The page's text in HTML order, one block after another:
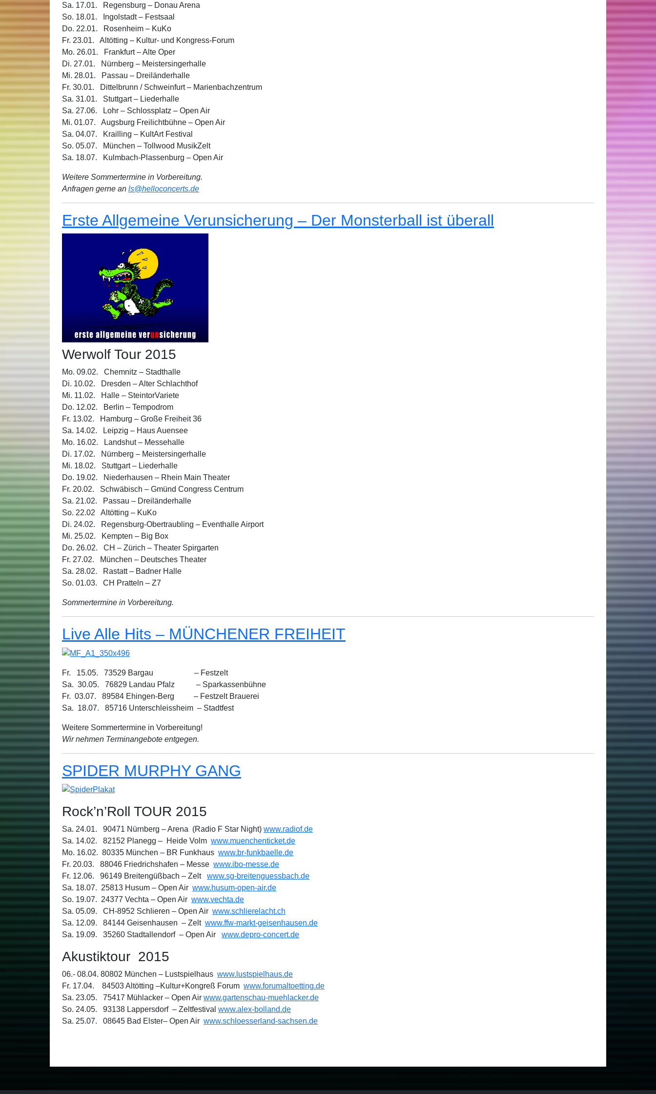
Sa. 17.01. Regensburg – Donau Arena
So. 18.01. Ingolstadt – Festsaal
Do. 22.01. Rosenheim – KuKo
Fr. 23.01. Altötting – Kultur- und Kongress-Forum
Mo. 26.01. Frankfurt – Alte Oper
Di. 27.01. Nürnberg – Meistersingerhalle
Mi. 28.01. Passau – Dreiländerhalle
Fr. 30.01. Dittelbrunn / Schweinfurt – Marienbachzentrum
Sa. 31.01. Stuttgart – Liederhalle
Sa. 27.06. Lohr – Schlossplatz – Open Air
Mi. 01.07. Augsburg Freilichtbühne – Open Air
Sa. 04.07. Krailling – KultArt Festival
So. 05.07. München – Tollwood MusikZelt
Sa. 18.07. Kulmbach-Plassenburg – Open Air
Weitere Sommertermine in Vorbereitung.
Anfragen gerne an ls@helloconcerts.de
Erste Allgemeine Verunsicherung – Der Monsterball ist überall
Werwolf Tour 2015
Mo. 09.02. Chemnitz – Stadthalle
Di. 10.02. Dresden – Alter Schlachthof
Mi. 11.02. Halle – SteintorVariete
Do. 12.02. Berlin – Tempodrom
Fr. 13.02. Hamburg – Große Freiheit 36
Sa. 14.02. Leipzig – Haus Auensee
Mo. 16.02. Landshut – Messehalle
Di. 17.02. Nürnberg – Meistersingerhalle
Mi. 18.02. Stuttgart – Liederhalle
Do. 19.02. Niederhausen – Rhein Main Theater
Fr. 20.02. Schwäbisch – Gmünd Congress Centrum
Sa. 21.02. Passau – Dreiländerhalle
So. 22.02 Altötting – KuKo
Di. 24.02. Regensburg-Obertraubling – Eventhalle Airport
Mi. 25.02. Kempten – Big Box
Do. 26.02. CH – Zürich – Theater Spirgarten
Fr. 27.02. München – Deutsches Theater
Sa. 28.02. Rastatt – Badner Halle
So. 01.03. CH Pratteln – Z7
Sommertermine in Vorbereitung.
Live Alle Hits – MÜNCHENER FREIHEIT
Fr. 15.05. 73529 Bargau – Festzelt
Sa. 30.05. 76829 Landau Pfalz – Sparkassenbühne
Fr. 03.07. 89584 Ehingen-Berg – Festzelt Brauerei
Sa. 18.07. 85716 Unterschleissheim – Stadtfest
Weitere Sommertermine in Vorbereitung!
Wir nehmen Terminangebote entgegen.
SPIDER MURPHY GANG
Rock’n’Roll TOUR 2015
Sa. 24.01. 90471 Nürnberg – Arena (Radio F Star Night) www.radiof.de
Sa. 14.02. 82152 Planegg – Heide Volm www.muenchenticket.de
Mo. 16.02. 80335 München – BR Funkhaus www.br-funkbaelle.de
Fr. 20.03. 88046 Friedrichshafen – Messe www.ibo-messe.de
Fr. 12.06. 96149 Breitengüßbach – Zelt www.sg-breitenguessbach.de
Sa. 18.07. 25813 Husum – Open Air www.husum-open-air.de
So. 19.07. 24377 Vechta – Open Air www.vechta.de
Sa. 05.09. CH-8952 Schlieren – Open Air www.schlierelacht.ch
Sa. 12.09. 84144 Geisenhausen – Zelt www.ffw-markt-geisenhausen.de
Sa. 19.09. 35260 Stadtallendorf – Open Air www.depro-concert.de
Akustiktour 2015
06.- 08.04. 80802 München – Lustspielhaus www.lustspielhaus.de
Fr. 17.04. 84503 Altötting –Kultur+Kongreß Forum www.forumaltoetting.de
Sa. 23.05. 75417 Mühlacker – Open Air www.gartenschau-muehlacker.de
So. 24.05. 93138 Lappersdorf – Zeltfestival www.alex-bolland.de
Sa. 25.07. 08645 Bad Elster– Open Air www.schloesserland-sachsen.de